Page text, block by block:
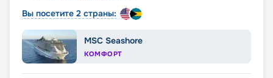
Вы посетите 2 страны:
MSC Seashore
КОМФОРТ